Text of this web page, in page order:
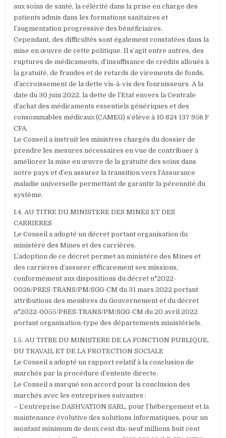
aux soins de santé, la célérité dans la prise en charge des
patients admis dans les formations sanitaires et
l’augmentation progressive des bénéficiaires.
Cependant, des difficultés sont également constatées dans la
mise en œuvre de cette politique. Il s’agit entre autres, des
ruptures de médicaments, d’insuffisance de crédits alloués à
la gratuité, de fraudes et de retards de virements de fonds,
d’accroissement de la dette vis-à-vis des fournisseurs. A la
date du 30 juin 2022, la dette de l’Etat envers la Centrale
d’achat des médicaments essentiels génériques et des
consommables médicaux (CAMEG) s’élève à 10 824 137 956 F
CFA.
Le Conseil a instruit les ministres chargés du dossier de
prendre les mesures nécessaires en vue de contribuer à
améliorer la mise en œuvre de la gratuité des soins dans
notre pays et d’en assurer la transition vers l’Assurance
maladie universelle permettant de garantir la pérennité du
système.
I.4. AU TITRE DU MINISTERE DES MINES ET DES
CARRIERES
Le Conseil a adopté un décret portant organisation du
ministère des Mines et des carrières.
L’adoption de ce décret permet au ministère des Mines et
des carrières d’assurer efficacement ses missions,
conformément aux dispositions du décret n°2022-
0026/PRES-TRANS/PM/SGG-CM du 31 mars 2022 portant
attributions des membres du Gouvernement et du décret
n°2022-0055/PRES-TRANS/PM/SGG-CM du 20 avril 2022
portant organisation-type des départements ministériels.
I.5. AU TITRE DU MINISTERE DE LA FONCTION PUBLIQUE,
DU TRAVAIL ET DE LA PROTECTION SOCIALE
Le Conseil a adopté un rapport relatif à la conclusion de
marchés par la procédure d’entente directe.
Le Conseil a marqué son accord pour la conclusion des
marchés avec les entreprises suivantes :
– L’entreprise DASHVATION SARL, pour l’hébergement et la
maintenance évolutive des solutions informatiques, pour un
montant minimum de deux cent dix-neuf millions huit cent